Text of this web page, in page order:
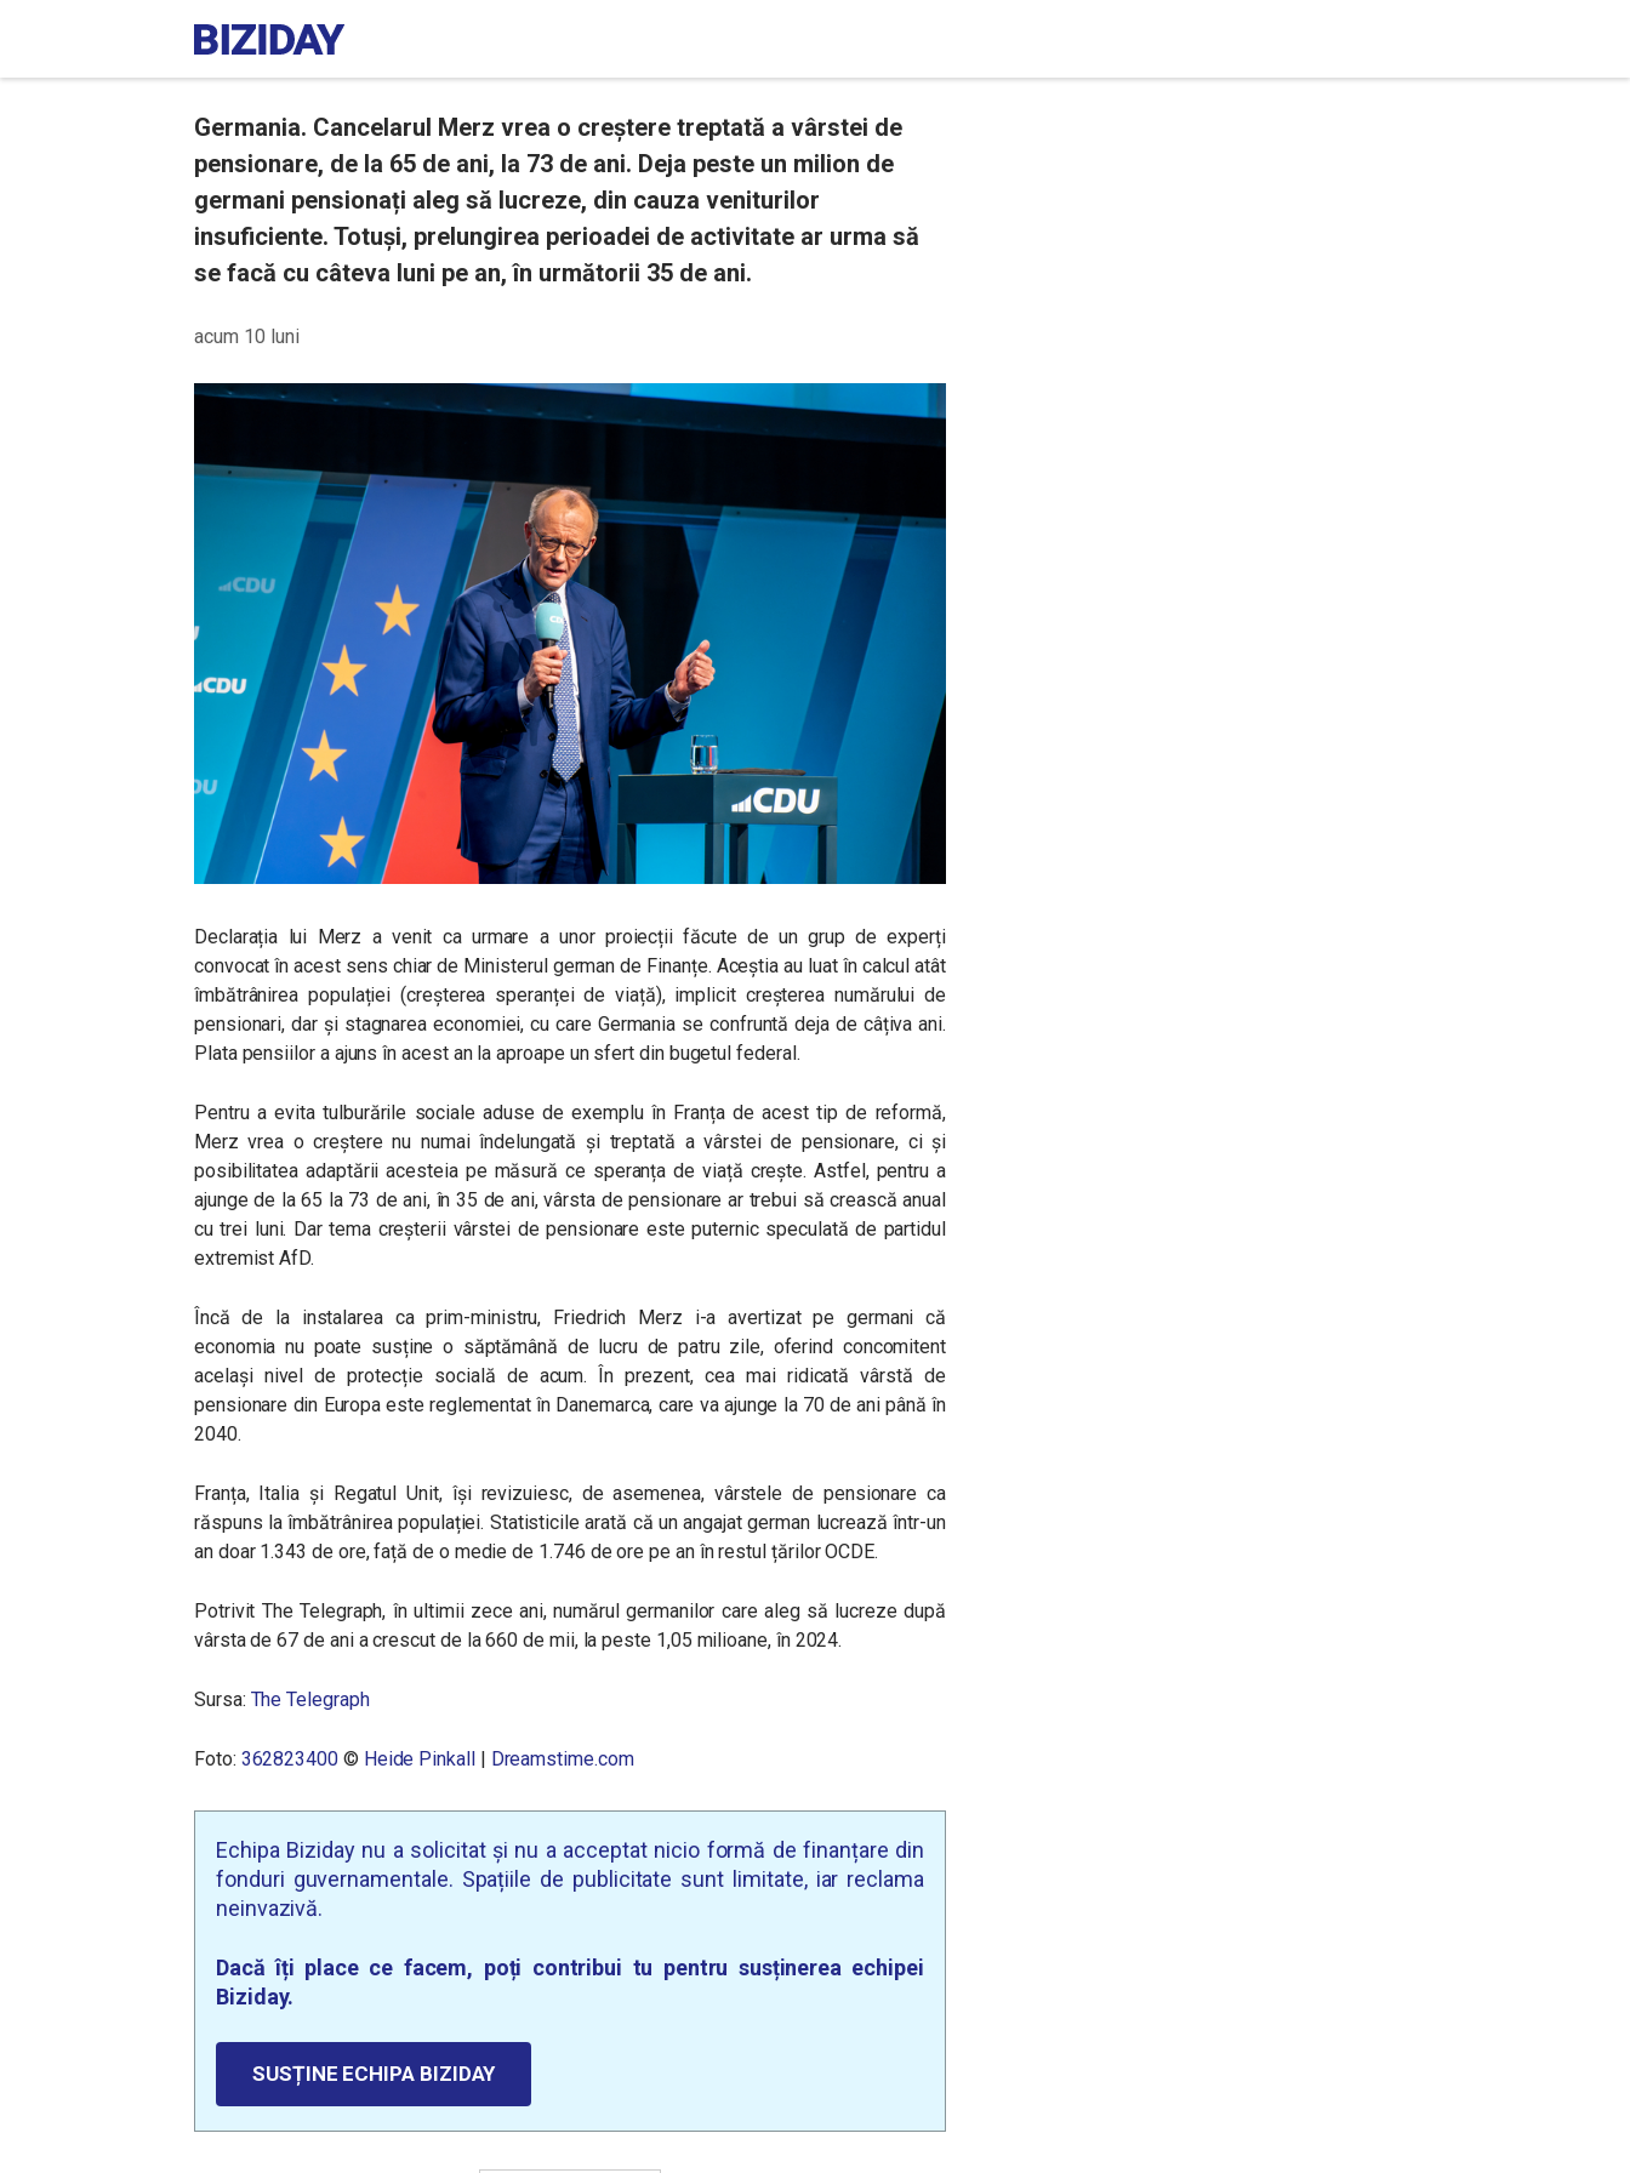
Germania. Cancelarul Merz vrea o creștere treptată a vârstei de
pensionare, de la 65 de ani, la 73 de ani. Deja peste un milion de
germani pensionați aleg să lucreze, din cauza veniturilor
insuficiente. Totuși, prelungirea perioadei de activitate ar urma să
se facă cu câteva luni pe an, în următorii 35 de ani.
acum 10 luni
Declarația lui Merz a venit ca urmare a unor proiecții făcute de un grup de experți
convocat în acest sens chiar de Ministerul german de Finanțe. Aceștia au luat în calcul atât
îmbătrânirea populației (creșterea speranței de viață), implicit creșterea numărului de
pensionari, dar și stagnarea economiei, cu care Germania se confruntă deja de câțiva ani.
Plata pensiilor a ajuns în acest an la aproape un sfert din bugetul federal.
Pentru a evita tulburările sociale aduse de exemplu în Franța de acest tip de reformă,
Merz vrea o creștere nu numai îndelungată și treptată a vârstei de pensionare, ci și
posibilitatea adaptării acesteia pe măsură ce speranța de viață crește. Astfel, pentru a
ajunge de la 65 la 73 de ani, în 35 de ani, vârsta de pensionare ar trebui să crească anual
cu trei luni. Dar tema creșterii vârstei de pensionare este puternic speculată de partidul
extremist AfD.
Încă de la instalarea ca prim-ministru, Friedrich Merz i-a avertizat pe germani că
economia nu poate susține o săptămână de lucru de patru zile, oferind concomitent
același nivel de protecție socială de acum. În prezent, cea mai ridicată vârstă de
pensionare din Europa este reglementat în Danemarca, care va ajunge la 70 de ani până în
2040.
Franța, Italia și Regatul Unit, își revizuiesc, de asemenea, vârstele de pensionare ca
răspuns la îmbătrânirea populației. Statisticile arată că un angajat german lucrează într-un
an doar 1.343 de ore, față de o medie de 1.746 de ore pe an în restul țărilor OCDE.
Potrivit The Telegraph, în ultimii zece ani, numărul germanilor care aleg să lucreze după
vârsta de 67 de ani a crescut de la 660 de mii, la peste 1,05 milioane, în 2024.
Sursa: The Telegraph
Foto: 362823400 © Heide Pinkall | Dreamstime.com
Echipa Biziday nu a solicitat și nu a acceptat nicio formă de finanțare din
fonduri guvernamentale. Spațiile de publicitate sunt limitate, iar reclama
neinvazivă.
Dacă îți place ce facem, poți contribui tu pentru susținerea echipei
Biziday.
SUSȚINE ECHIPA BIZIDAY